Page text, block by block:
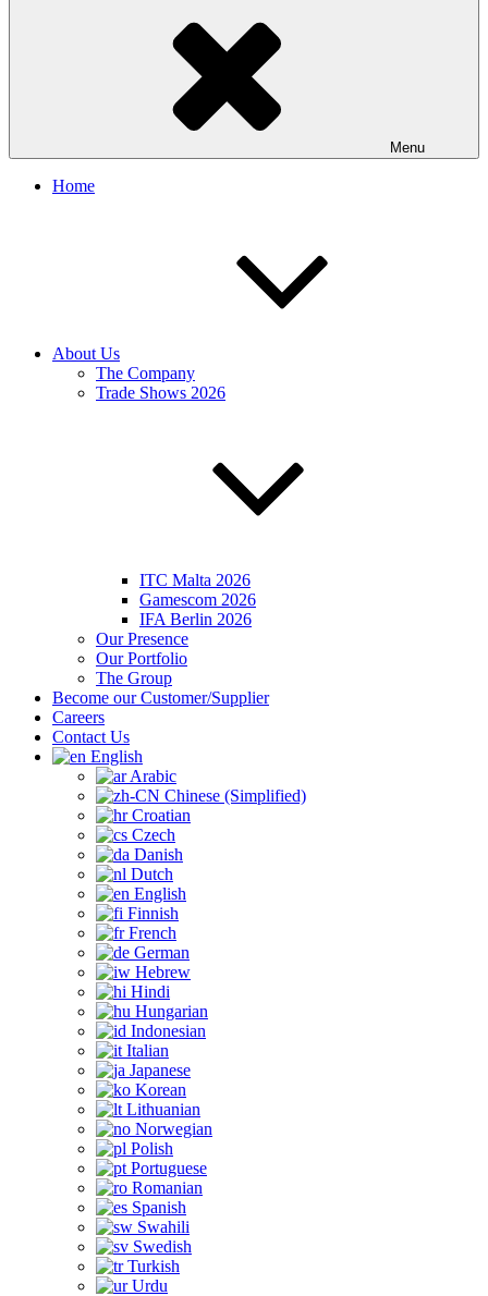
Menu
Home
About Us
The Company
Trade Shows 2026
ITC Malta 2026
Gamescom 2026
IFA Berlin 2026
Our Presence
Our Portfolio
The Group
Become our Customer/Supplier
Careers
Contact Us
English
Arabic
Chinese (Simplified)
Croatian
Czech
Danish
Dutch
English
Finnish
French
German
Hebrew
Hindi
Hungarian
Indonesian
Italian
Japanese
Korean
Lithuanian
Norwegian
Polish
Portuguese
Romanian
Spanish
Swahili
Swedish
Turkish
Urdu